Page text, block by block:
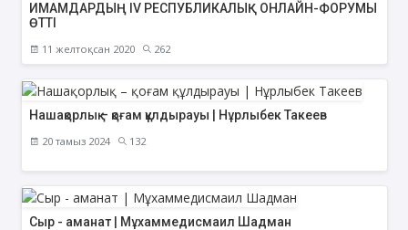
ИМАМДАРДЫҢ IV РЕСПУБЛИКАЛЫҚ ОНЛАЙН-ФОРУМЫ
ӨТТІ
11 желтоқсан 2020 262
Нашақорлық – қоғам құлдырауы | Нұрлыбек Такеев
20 тамыз 2024 132
Сыр - аманат | Мұхаммедисмаил Шадман